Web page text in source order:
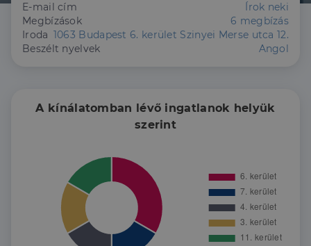
E-mail cím
Írok neki
Megbízások
6 megbízás
Iroda 1063 Budapest 6. kerület Szinyei Merse utca 12.
Beszélt nyelvek
Angol
A kínálatomban lévő ingatlanok helyük
szerint